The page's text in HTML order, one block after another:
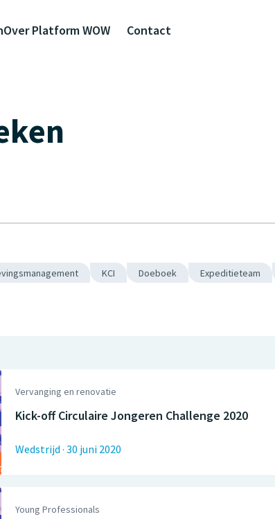
Over Platform WOW Contact
KCI Doeboek Expeditieteam
Kick-off Circulaire Jongeren Challenge 2020
Vervanging en renovatie
Wedstrijd · 30 juni 2020
Young Professionals